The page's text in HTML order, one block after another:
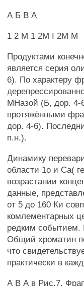
А Б В А
1 2 М 1 2М I 2М М
Продуктами
является серия
6). По характеру
МНазой (Б, дор. 4-
протяжёнными
дор. 4-6).
п.н.).
Динамику
области 1о и Са(
возрастании
данные,
от 5 до 160 Ки
комлементарных
редким событием.
Общий хроматин
что
практически в
А В А в Рис.7.